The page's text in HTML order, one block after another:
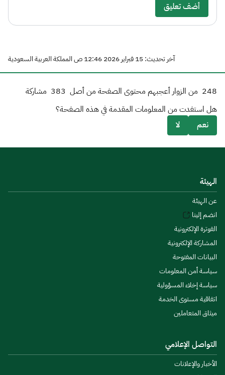
أضف تعليق
آخر تحديث: 15 فبراير 2026 12:46 ص المملكة العربية السعودية
248 من الزوار أعجبهم محتوى الصفحة من أصل 383 مشاركة
هل استفدت من المعلومات المقدمة في هذه الصفحة؟
نعم
لا
الهيئة
عن الهيئة
انضم إلينا
الفوترة الإلكترونية
المشاركة الإلكترونية
البيانات المفتوحة
سياسة أمن المعلومات
سياسة إخلاء المسؤولية
اتفاقية مستوى الخدمة
ميثاق المتعاملين
التواصل الإعلامي
الأخبار والإعلانات